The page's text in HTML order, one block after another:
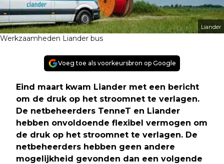
Liander
Werkzaamheden Liander bus
Voeg toe als voorkeursbron op Google
Eind maart kwam Liander met een bericht
om de druk op het stroomnet te verlagen.
De netbeheerders TenneT en Liander
hebben onvoldoende flexibel vermogen om
de druk op het stroomnet te verlagen. De
netbeheerders hebben geen andere
mogelijkheid gevonden dan een volgende